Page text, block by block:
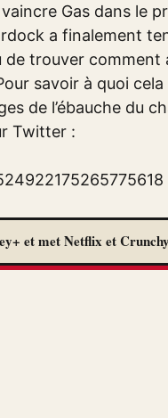
Gas dans le
a finalement
de trouver
savoir à quoi
de l’ébauche du
Twitter :
et met Netflix et